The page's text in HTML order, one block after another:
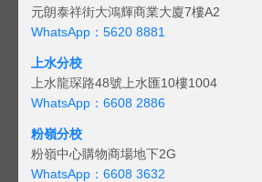
元朗泰祥街大鴻輝商業大廈7樓A2
WhatsApp：5620 8881
上水分校
上水龍琛路48號上水匯10樓1004
WhatsApp：6608 2886
粉嶺分校
粉嶺中心購物商場地下2G
WhatsApp：6608 3632